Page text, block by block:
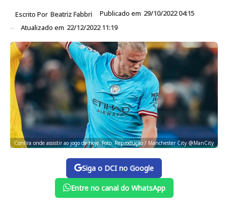
Escrito Por Beatriz Fabbri Publicado em 29/10/2022 04:15
Atualizado em 22/12/2022 11:19
Confira onde assistir ao jogo de hoje. Foto: Reprodução / Manchester City @ManCity
Siga o DCI no Google
Entre no canal do WhatsApp